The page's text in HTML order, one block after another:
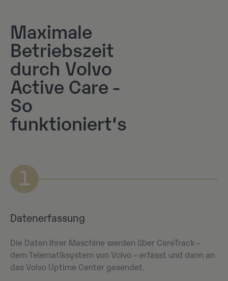
Maximale
Betriebszeit
durch Volvo
Active Care -
So
funktioniert‘s
1
Datenerfassung
Die Daten Ihrer Maschine werden über CareTrack –
dem Telematiksystem von Volvo – erfasst und dann an
das Volvo Uptime Center gesendet.